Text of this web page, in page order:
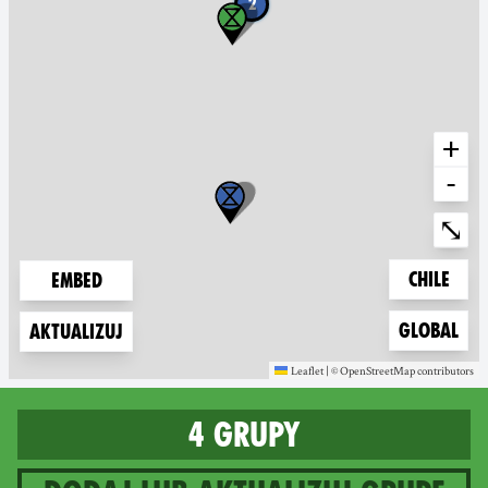
Embed
Aktualizuj
+
-
⤡
Zoom to
Chile
Zoom to
Global
Leaflet | ©OpenStreetMap
(new window) contributors
(new window)
4 grupy